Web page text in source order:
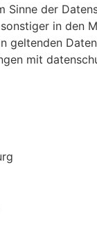
Sinne der
in den
geltenden
mit